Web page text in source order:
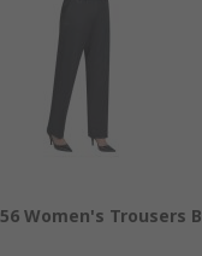
Women's Trousers